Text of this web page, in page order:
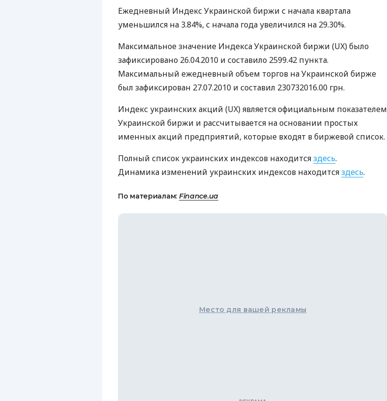
Ежедневный Индекс Украинской биржи с начала квартала
уменьшился на 3.84%, с начала года увеличился на 29.30%.
Максимальное значение Индекса Украинской биржи (UX) было
зафиксировано 26.04.2010 и составило 2599.42 пункта.
Максимальный ежедневный объем торгов на Украинской бирже
был зафиксирован 27.07.2010 и составил 230732016.00 грн.
Индекс украинских акций (UX) является официальным показателем
Украинской биржи и рассчитывается на основании простых
именных акций предприятий, которые входят в биржевой список.
Полный список украинских индексов находитсяздесь.
Динамика изменений украинских индексов находитсяздесь.
По материалам: Finance.ua
Место для вашей рекламы